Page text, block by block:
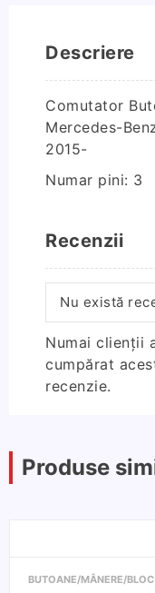
Descriere
Comutator
Mercedes-
2015-
Numar pini: 3
Recenzii
Nu există
Numai clienții
cumpărat
recenzie.
Produse
BUTOANE/MÂNERE/